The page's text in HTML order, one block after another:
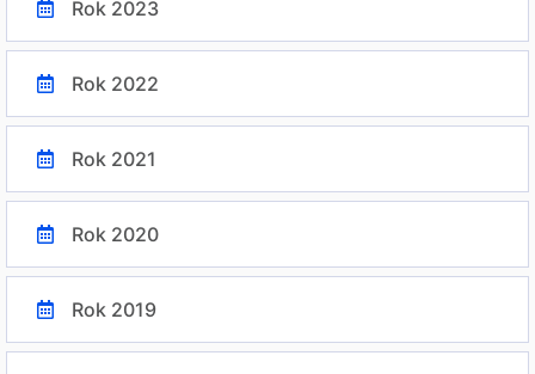
Rok 2023
Rok 2022
Rok 2021
Rok 2020
Rok 2019